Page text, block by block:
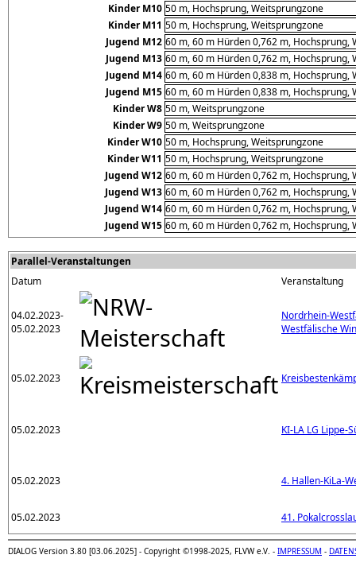
Kinder M10 50 m, Hochsprung, Weitsprungzone
Kinder M11 50 m, Hochsprung, Weitsprungzone
Jugend M12 60 m, 60 m Hürden 0,762 m, Hochsprung,
Jugend M13 60 m, 60 m Hürden 0,762 m, Hochsprung,
Jugend M14 60 m, 60 m Hürden 0,838 m, Hochsprung,
Jugend M15 60 m, 60 m Hürden 0,838 m, Hochsprung,
Kinder W8 50 m, Weitsprungzone
Kinder W9 50 m, Weitsprungzone
Kinder W10 50 m, Hochsprung, Weitsprungzone
Kinder W11 50 m, Hochsprung, Weitsprungzone
Jugend W12 60 m, 60 m Hürden 0,762 m, Hochsprung,
Jugend W13 60 m, 60 m Hürden 0,762 m, Hochsprung,
Jugend W14 60 m, 60 m Hürden 0,762 m, Hochsprung,
Jugend W15 60 m, 60 m Hürden 0,762 m, Hochsprung,
Parallel-Veranstaltungen
Datum
Veranstaltung
04.02.2023-
05.02.2023
Nordrhein-
Westfälische
05.02.2023
05.02.2023 KI-LA LG Lippe-
05.02.2023 4. Hallen-KiLa-
05.02.2023 41.
DIALOG Version 3.80 [03.06.2025] - Copyright ©1998-2025, FLVW e.V. - IMPRESSUM -